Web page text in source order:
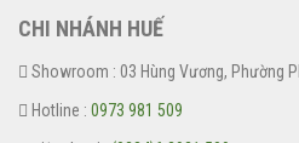
CHI NHÁNH HUẾ
Showroom : 03 Hùng Vương, Phường
Hotline : 0973 981 509